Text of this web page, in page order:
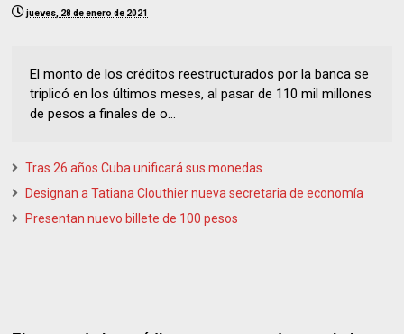
jueves, 28 de enero de 2021
El monto de los créditos reestructurados por la banca se
triplicó en los últimos meses, al pasar de 110 mil millones
de pesos a finales de o...
Tras 26 años Cuba unificará sus monedas
Designan a Tatiana Clouthier nueva secretaria de economía
Presentan nuevo billete de 100 pesos